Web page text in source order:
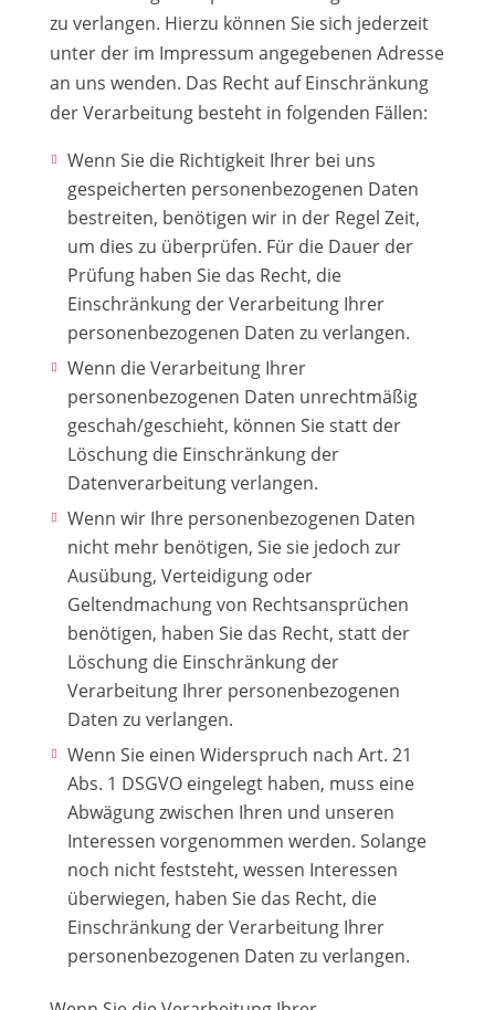
zu verlangen. Hierzu können Sie sich jederzeit
unter der im Impressum angegebenen Adresse
an uns wenden. Das Recht auf Einschränkung
der Verarbeitung besteht in folgenden Fällen:
Wenn Sie die Richtigkeit Ihrer bei uns
gespeicherten personenbezogenen Daten
bestreiten, benötigen wir in der Regel Zeit,
um dies zu überprüfen. Für die Dauer der
Prüfung haben Sie das Recht, die
Einschränkung der Verarbeitung Ihrer
personenbezogenen Daten zu verlangen.
Wenn die Verarbeitung Ihrer
personenbezogenen Daten unrechtmäßig
geschah/geschieht, können Sie statt der
Löschung die Einschränkung der
Datenverarbeitung verlangen.
Wenn wir Ihre personenbezogenen Daten
nicht mehr benötigen, Sie sie jedoch zur
Ausübung, Verteidigung oder
Geltendmachung von Rechtsansprüchen
benötigen, haben Sie das Recht, statt der
Löschung die Einschränkung der
Verarbeitung Ihrer personenbezogenen
Daten zu verlangen.
Wenn Sie einen Widerspruch nach Art. 21
Abs. 1 DSGVO eingelegt haben, muss eine
Abwägung zwischen Ihren und unseren
Interessen vorgenommen werden. Solange
noch nicht feststeht, wessen Interessen
überwiegen, haben Sie das Recht, die
Einschränkung der Verarbeitung Ihrer
personenbezogenen Daten zu verlangen.